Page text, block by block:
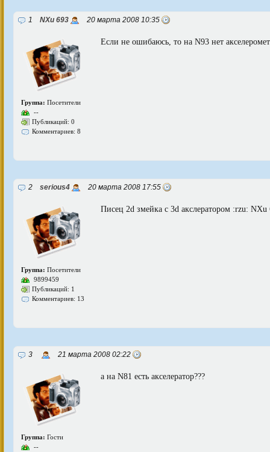
1 NXu 693 20 марта 2008 10:35
Группа: Посетители
--
Публикаций: 0
Комментариев: 8
Если не ошибаюсь, то на N93 нет
2 serious4 20 марта 2008 17:55
Группа: Посетители
9899459
Публикаций: 1
Комментариев: 13
Писец 2d змейка с 3d акслератором :rzu:
3 21 марта 2008 02:22
Группа: Гости
--
а на N81 есть акселератор???